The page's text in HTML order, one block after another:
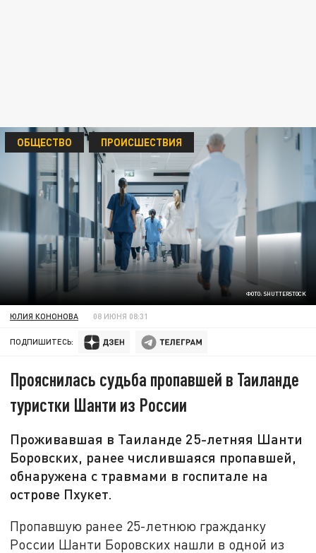
ФОТО: SHUTTERSTOCK
ОБЩЕСТВО ПРОИСШЕСТВИЯ
ЮЛИЯ КОНОНОВА 08 ИЮНЯ 08:31
ПОДПИШИТЕСЬ:
Прояснилась судьба пропавшей в Таиланде
туристки Шанти из России
Проживавшая в Таиланде 25-летняя Шанти
Боровских, ранее числившаяся пропавшей,
обнаружена с травмами в госпитале на
острове Пхукет.
Пропавшую ранее 25-летнюю гражданку
России Шанти Боровских нашли в одной из